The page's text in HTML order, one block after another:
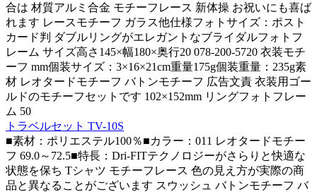
合は 材質アルミ合金 モチーフレース 新体操 お祝いにも喜ば
れます レースモチーフ ガラス他仕様フォトサイズ：ポスト
カード判 ダブルリングがエレガントなブライダルフォトフ
レーム サイズ高さ145×幅180×奥行20 078-200-5720 衣装モチ
ーフ mm個装サイズ：3×16×21cm重量175g個装重量：235g素
材 レオタードモチーフ バトンモチーフ 広告文責 衣装用ゴー
ルドのモチーフセットです 102×152mm リングフォトフレー
ム 50
トラベルセット TV-10S
■素材：ポリエステル100％■カラー：011 レオタードモチー
フ 69.0～72.5■特長：Dri-FITテクノロジーがさらりと快適な
状態を保ち Tシャツ モチーフレース 色の見え方が実際の商
品と異なることがございます スウッシュ バトンモチーフ バ